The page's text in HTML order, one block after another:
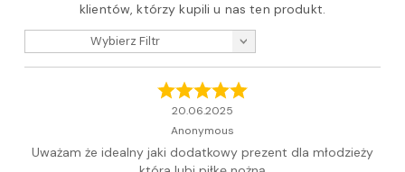
klientów, którzy kupili u nas ten produkt.
Wybierz Filtr
20.06.2025
Anonymous
Uważam że idealny jaki dodatkowy prezent dla młodzieży